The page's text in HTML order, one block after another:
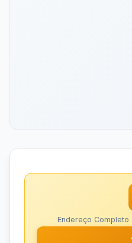
Endereço Completo